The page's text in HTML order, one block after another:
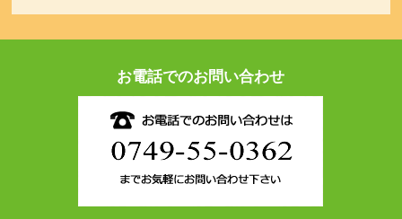
お電話でのお問い合わせ